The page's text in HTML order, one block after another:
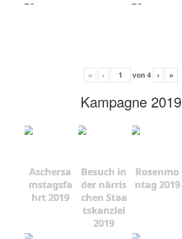
« ‹ von 4 › »
Kampagne 2019
Aschersa
mstagsfa
hrt 2019
Besuch in
der närris
chen Staa
tskanzlei
2019
Rosenmo
ntag 2019